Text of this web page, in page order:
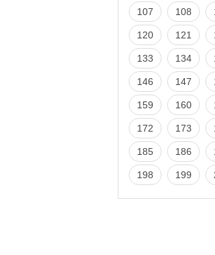
107 108
120 121
133 134
146 147
159 160
172 173
185 186
198 199